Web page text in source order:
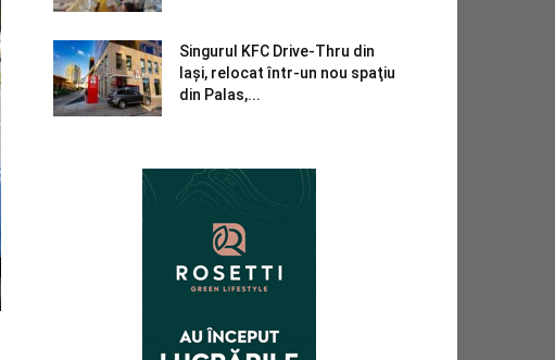
Singurul KFC Drive-Thru din
Iași, relocat într-un nou spaţiu
din Palas,...